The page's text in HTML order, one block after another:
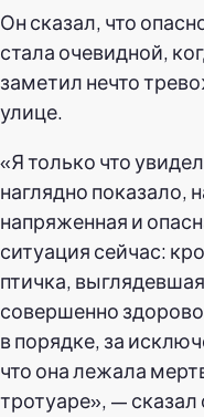
Он сказал, что
стала очевидной,
заметил нечто
улице.
«Я только что
наглядно показало,
напряженная и
ситуация сейчас:
птичка, выглядевшая
совершенно
в порядке, за
что она лежала
тротуаре», — сказал